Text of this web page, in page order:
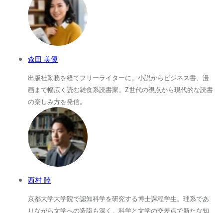
森田 美優
出版社勤務を経てフリーライターに。小説からビジネス書、漫
画まで幅広く読む雑食系読書家。Z世代の視点から現代的な読書
の楽しみ方を発信。
西村 陸
京都大学大学院で認知科学を研究する博士課程学生。理系であ
りながら文学への造詣も深く、科学と文学の交差点で新たな知